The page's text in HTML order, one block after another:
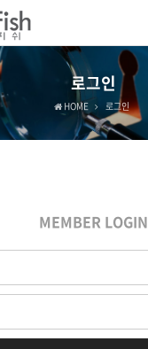
로그인
HOME 로그인
MEMBER LOGIN